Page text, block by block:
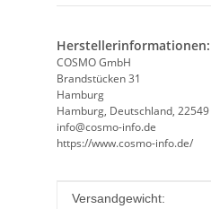
Herstellerinformationen:
COSMO GmbH
Brandstücken 31
Hamburg
Hamburg, Deutschland, 22549
info@cosmo-info.de
https://www.cosmo-info.de/
Produkteigenschaft
Wert
Versandgewicht: